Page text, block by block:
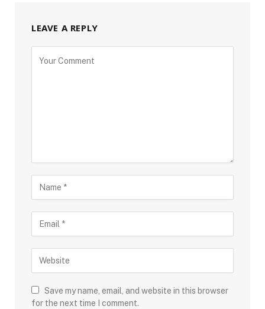
LEAVE A REPLY
Save my name, email, and website in this browser
for the next time I comment.